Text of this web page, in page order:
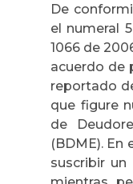
De
el numeral
1066 de
acuerdo de
reportado
que figure
de
(BDME). En
suscribir